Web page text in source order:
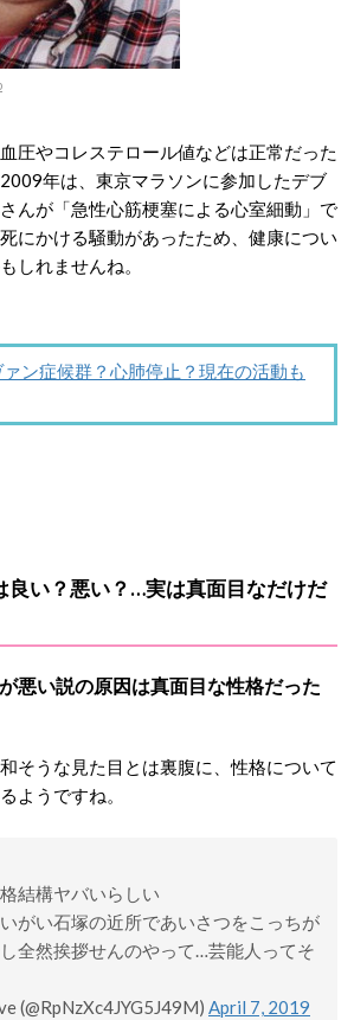
圧やコレステロール値などは正常だった
年は、東京マラソンに参加したデブ
んが「急性心筋梗塞による心室細動」で
にかける騒動があったため、健康につい
しれませんね。
ン症候群？心肺停止？現在の活動も
良い？悪い？…実は真面目なだけだ
悪い説の原因は真面目な性格だった
そうな見た目とは裏腹に、性格について
ようですね。
結構ヤバいらしい
がい石塚の近所であいさつをこっちが
全然挨拶せんのやって…芸能人ってそ
(@RpNzXc4JYG5J49M) April 7, 2019